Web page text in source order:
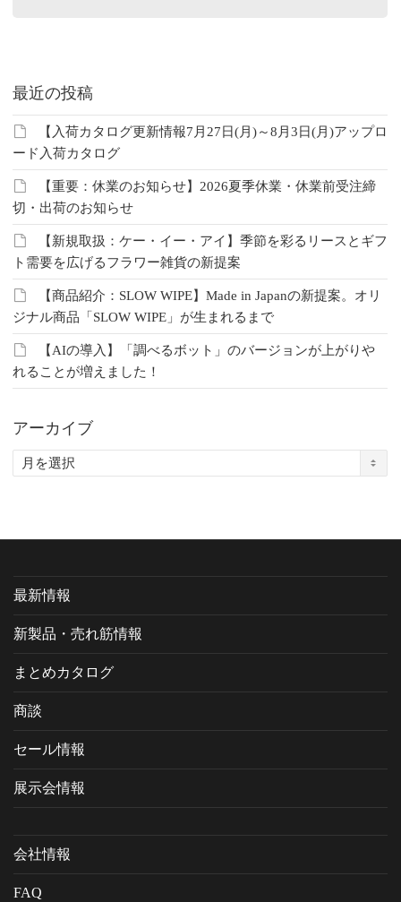
最近の投稿
【入荷カタログ更新情報7月27日(月)～8月3日(月)アップロ
ード入荷カタログ
【重要：休業のお知らせ】2026夏季休業・休業前受注締
切・出荷のお知らせ
【新規取扱：ケー・イー・アイ】季節を彩るリースとギフ
ト需要を広げるフラワー雑貨の新提案
【商品紹介：SLOW WIPE】Made in Japanの新提案。オリ
ジナル商品「SLOW WIPE」が生まれるまで
【AIの導入】「調べるボット」のバージョンが上がりや
れることが増えました！
アーカイブ
ア
最新情報
新製品・売れ筋情報
まとめカタログ
商談
セール情報
展示会情報
会社情報
FAQ